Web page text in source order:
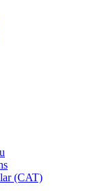
(CAT)